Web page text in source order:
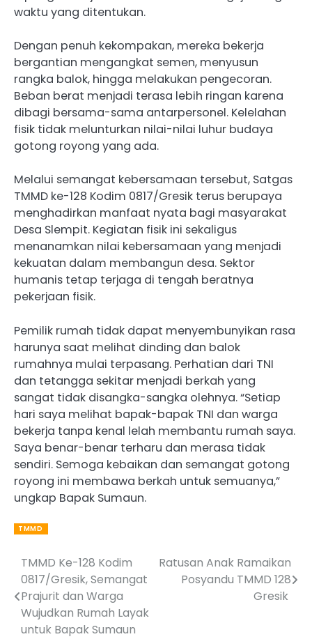
waktu yang ditentukan.
Dengan penuh kekompakan, mereka bekerja
bergantian mengangkat semen, menyusun
rangka balok, hingga melakukan pengecoran.
Beban berat menjadi terasa lebih ringan karena
dibagi bersama-sama antarpersonel. Kelelahan
fisik tidak melunturkan nilai-nilai luhur budaya
gotong royong yang ada.
Melalui semangat kebersamaan tersebut, Satgas
TMMD ke-128 Kodim 0817/Gresik terus berupaya
menghadirkan manfaat nyata bagi masyarakat
Desa Slempit. Kegiatan fisik ini sekaligus
menanamkan nilai kebersamaan yang menjadi
kekuatan dalam membangun desa. Sektor
humanis tetap terjaga di tengah beratnya
pekerjaan fisik.
Pemilik rumah tidak dapat menyembunyikan rasa
harunya saat melihat dinding dan balok
rumahnya mulai terpasang. Perhatian dari TNI
dan tetangga sekitar menjadi berkah yang
sangat tidak disangka-sangka olehnya. “Setiap
hari saya melihat bapak-bapak TNI dan warga
bekerja tanpa kenal lelah membantu rumah saya.
Saya benar-benar terharu dan merasa tidak
sendiri. Semoga kebaikan dan semangat gotong
royong ini membawa berkah untuk semuanya,”
ungkap Bapak Sumaun.
TMMD
Post
navigation
TMMD Ke-128 Kodim
0817/Gresik, Semangat
Prajurit dan Warga
Wujudkan Rumah Layak
untuk Bapak Sumaun
‎Ratusan Anak Ramaikan
Posyandu TMMD 128
Gresik ‎